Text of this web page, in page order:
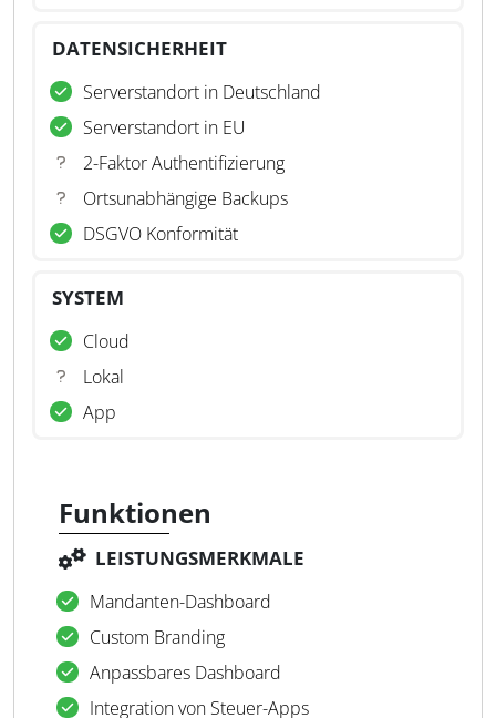
DATENSICHERHEIT
Serverstandort in Deutschland
Serverstandort in EU
2-Faktor Authentifizierung
Ortsunabhängige Backups
DSGVO Konformität
SYSTEM
Cloud
Lokal
App
Funktionen
LEISTUNGSMERKMALE
Mandanten-Dashboard
Custom Branding
Anpassbares Dashboard
Integration von Steuer-Apps